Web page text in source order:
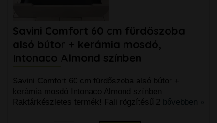
Savini Comfort 60 cm fürdőszoba
alsó bútor + kerámia mosdó,
Intonaco Almond színben
Savini Comfort 60 cm fürdőszoba alsó bútor +
kerámia mosdó Intonaco Almond színben
Raktárkészletes termék! Fali rögzítésű 2 bővebben »